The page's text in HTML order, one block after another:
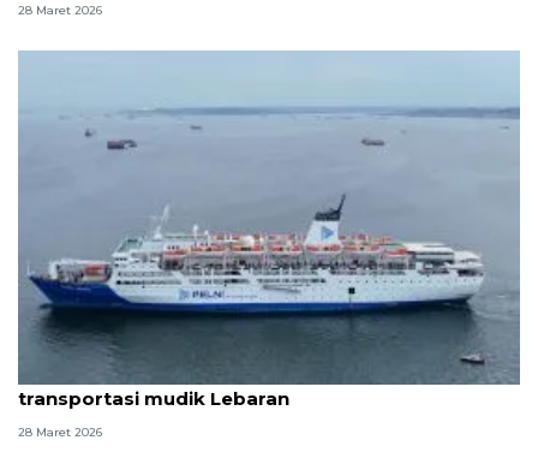
28 Maret 2026
Pelni ajak masyarakat manfaatkan diskon
transportasi mudik Lebaran
28 Maret 2026